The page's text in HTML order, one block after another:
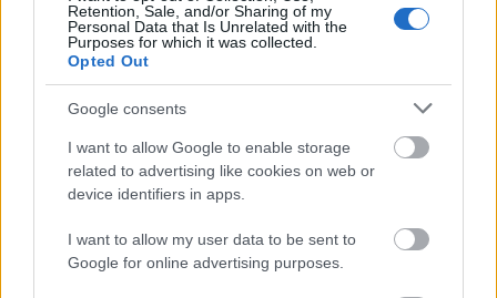
Retention, Sale, and/or Sharing of my
Personal Data that Is Unrelated with the
Purposes for which it was collected.
Opted Out
Google consents
I want to allow Google to enable storage
related to advertising like cookies on web or
device identifiers in apps.
I want to allow my user data to be sent to
Google for online advertising purposes.